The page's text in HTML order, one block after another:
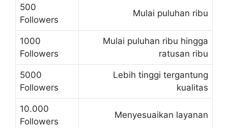
500
Followers
Mulai puluhan ribu
1000
Followers
Mulai puluhan ribu hingga
ratusan ribu
5000
Followers
Lebih tinggi tergantung
kualitas
10.000
Followers
Menyesuaikan layanan